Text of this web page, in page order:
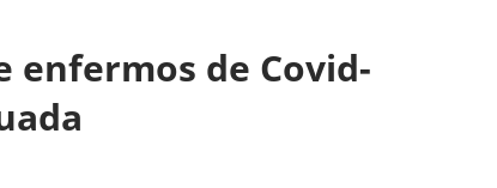
de Covid-